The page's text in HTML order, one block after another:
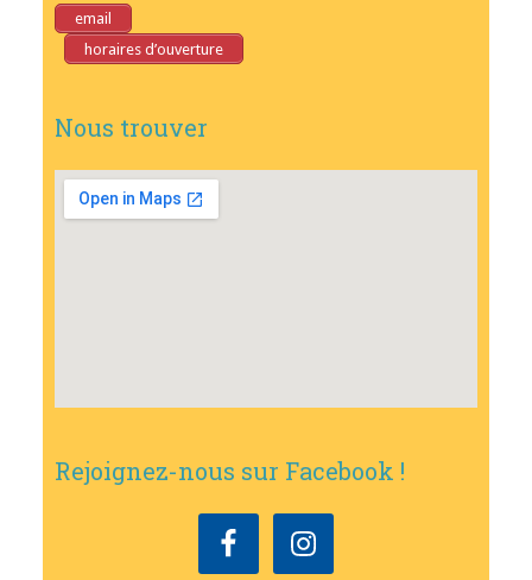
email
horaires d’ouverture
Nous trouver
Rejoignez-nous sur Facebook !